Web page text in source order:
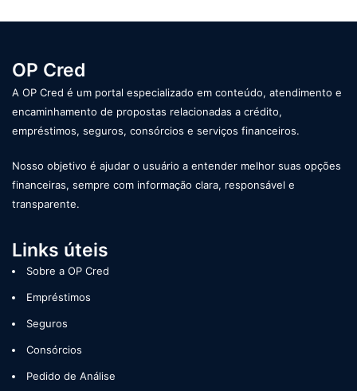
OP Cred
A OP Cred é um portal especializado em conteúdo, atendimento e
encaminhamento de propostas relacionadas a crédito,
empréstimos, seguros, consórcios e serviços financeiros.
Nosso objetivo é ajudar o usuário a entender melhor suas opções
financeiras, sempre com informação clara, responsável e
transparente.
Links úteis
Sobre a OP Cred
Empréstimos
Seguros
Consórcios
Pedido de Análise